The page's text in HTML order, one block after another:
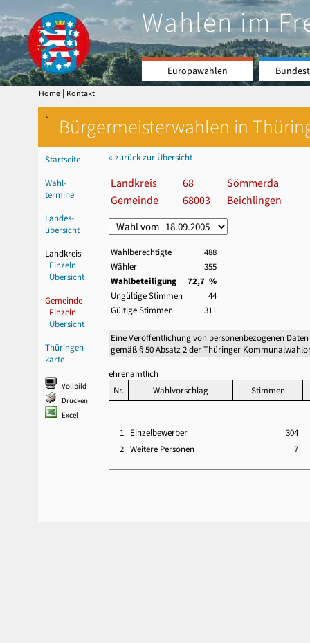
Wahlen im
Europawahlen
Home | Kontakt
` Bürgermeisterwahlen in
Startseite
Wahl-
termine
Landes-
übersicht
Landkreis
Einzeln
Übersicht
Gemeinde
Einzeln
Übersicht
Thüringen-
karte
Vollbild
Drucken
Excel
« zurück zur Übersicht
Landkreis 68
Sömmerda
Gemeinde
68003 Beichlingen
Wahlberechtigte
488
Wähler
355
Wahlbeteiligung
72,7 %
Ungültige Stimmen
44
Gültige Stimmen
311
Eine Veröffentlichung von personenbezogenen
gemäß § 50 Absatz 2 der Thüringer
ehrenamtlich
Nr.
Wahlvorschlag Stimmen
1 Einzelbewerber
304
2 Weitere Personen 7